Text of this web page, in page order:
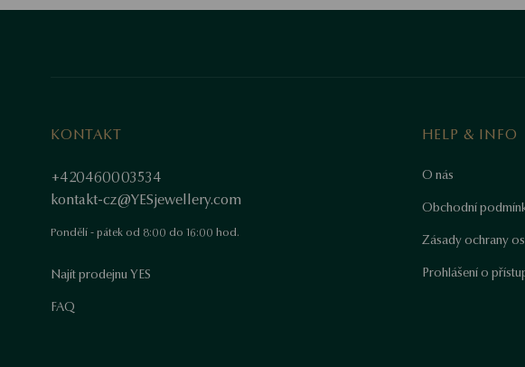
KONTAKT
+420460003534
kontakt-cz@YESjewellery.com
Pondělí - pátek od 8:00 do 16:00 hod.
Najít prodejnu YES
FAQ
HELP & INFO
O nás
Obchodní
Zásady ochrany
Prohlášení o